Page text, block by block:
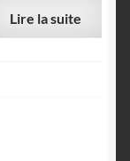
Lire la suite